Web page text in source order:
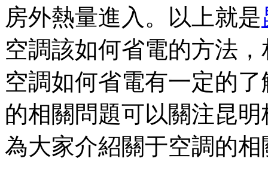
房外熱量進入。以上就是
空調該如何省電的方法
空調如何省電有一定的了解
的相關問題可以關注昆明
為大家介紹關于空調的